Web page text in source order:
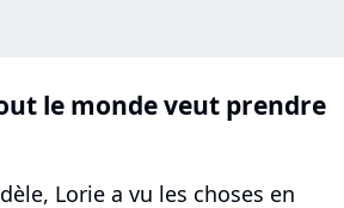
le monde veut prendre
Lorie a vu les choses en